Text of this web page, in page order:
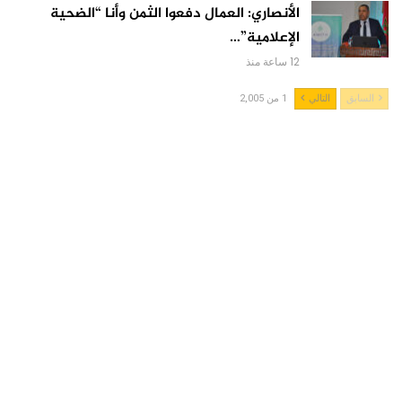
الأنصاري: العمال دفعوا الثمن وأنا “الضحية
الإعلامية”…
12 ساعة منذ
السابق التالي 1 من 2,005